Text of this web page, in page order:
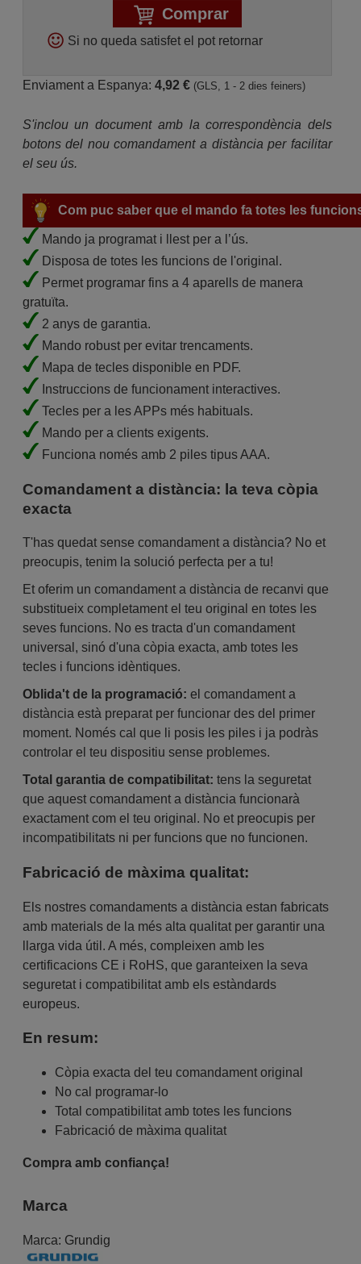
Comprar
Si no queda satisfet el pot retornar
Enviament a Espanya: 4,92 € (GLS, 1 - 2 dies feiners)
S'inclou un document amb la correspondència dels
botons del nou comandament a distància per facilitar
el seu ús.
Com puc saber que el mando fa totes les
Mando ja programat i llest per a l’ús.
Disposa de totes les funcions de l'original.
Permet programar fins a 4 aparells de manera
gratuïta.
2 anys de garantia.
Mando robust per evitar trencaments.
Mapa de tecles disponible en PDF.
Instruccions de funcionament interactives.
Tecles per a les APPs més habituals.
Mando per a clients exigents.
Funciona només amb 2 piles tipus AAA.
Comandament a distància: la teva còpia
exacta
T'has quedat sense comandament a distància? No et
preocupis, tenim la solució perfecta per a tu!
Et oferim un comandament a distància de recanvi que
substitueix completament el teu original en totes les
seves funcions. No es tracta d'un comandament
universal, sinó d'una còpia exacta, amb totes les
tecles i funcions idèntiques.
Oblida't de la programació: el comandament a
distància està preparat per funcionar des del primer
moment. Només cal que li posis les piles i ja podràs
controlar el teu dispositiu sense problemes.
Total garantia de compatibilitat: tens la seguretat
que aquest comandament a distància funcionarà
exactament com el teu original. No et preocupis per
incompatibilitats ni per funcions que no funcionen.
Fabricació de màxima qualitat:
Els nostres comandaments a distància estan fabricats
amb materials de la més alta qualitat per garantir una
llarga vida útil. A més, compleixen amb les
certificacions CE i RoHS, que garanteixen la seva
seguretat i compatibilitat amb els estàndards
europeus.
En resum:
Còpia exacta del teu comandament original
No cal programar-lo
Total compatibilitat amb totes les funcions
Fabricació de màxima qualitat
Compra amb confiança!
Marca
Marca: Grundig